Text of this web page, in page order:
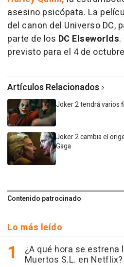
asesino psicópata. La
del canon del Universo DC,
parte de los DC Elseworlds
previsto para el 4 de
Artículos Relacionados
Joker 2 tendrá varios
Joker 2 cambia el
Gaga
Contenido patrocinado
Lo más leído
¿A qué hora se estrena
Muertos S.L. en Netflix?